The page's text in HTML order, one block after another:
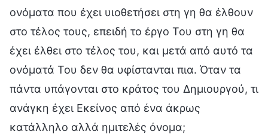
ονόματα που έχει υιοθετήσει στη γη θα έλθουν
στο τέλος τους, επειδή το έργο Του στη γη θα
έχει έλθει στο τέλος του, και μετά από αυτό τα
ονόματά Του δεν θα υφίστανται πια. Όταν τα
πάντα υπάγονται στο κράτος του Δημιουργού, τι
ανάγκη έχει Εκείνος από ένα άκρως
κατάλληλο αλλά ημιτελές όνομα;